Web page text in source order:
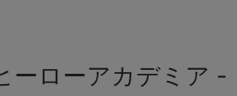
ーローアカデミア -